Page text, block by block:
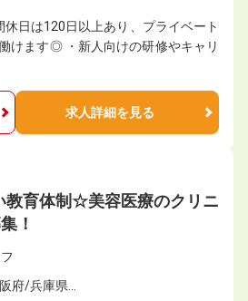
休日は120日以上あり、プライベート
けます◎ ・新人向けの研修やキャリ
求人詳細を見る
育体制☆美容医療のクリニ
！
府/兵庫県…